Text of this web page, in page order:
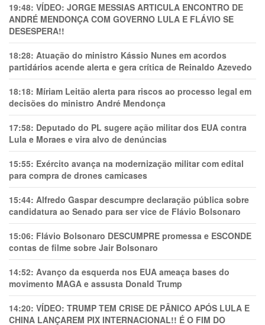
19:48: VÍDEO: JORGE MESSIAS ARTICULA ENCONTRO DE
ANDRÉ MENDONÇA COM GOVERNO LULA E FLÁVIO SE
DESESPERA!!
18:28: Atuação do ministro Kássio Nunes em acordos
partidários acende alerta e gera crítica de Reinaldo Azevedo
18:18: Míriam Leitão alerta para riscos ao processo legal em
decisões do ministro André Mendonça
17:58: Deputado do PL sugere ação militar dos EUA contra
Lula e Moraes e vira alvo de denúncias
15:55: Exército avança na modernização militar com edital
para compra de drones camicases
15:44: Alfredo Gaspar descumpre declaração pública sobre
candidatura ao Senado para ser vice de Flávio Bolsonaro
15:06: Flávio Bolsonaro DESCUMPRE promessa e ESCONDE
contas de filme sobre Jair Bolsonaro
14:52: Avanço da esquerda nos EUA ameaça bases do
movimento MAGA e assusta Donald Trump
14:20: VÍDEO: TRUMP TEM CRlSE DE PÂNlCO APÓS LULA E
CHINA LANÇAREM PIX INTERNACIONAL!! É O FIM DO